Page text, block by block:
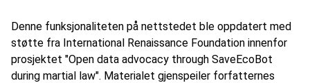
Denne funksjonaliteten på nettstedet ble oppdatert med
støtte fra International Renaissance Foundation innenfor
prosjektet "Open data advocacy through SaveEcoBot
during martial law". Materialet gjenspeiler forfatternes